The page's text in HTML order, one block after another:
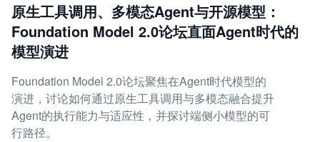
原生工具调用、多模态Agent与开源模型：
Foundation Model 2.0论坛直面Agent时代的
模型演进
Foundation Model 2.0论坛聚焦在Agent时代模型的
演进，讨论如何通过原生工具调用与多模态融合提升
Agent的执行能力与适应性，并探讨端侧小模型的可
行路径。